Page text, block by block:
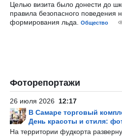
Целью визита было донести до
правила безопасного поведения
формирования льда.
Общество
Фоторепортажи
26 июля 2026 12:17
В Самаре торговый
День красоты и стиля:
На территории фудкорта